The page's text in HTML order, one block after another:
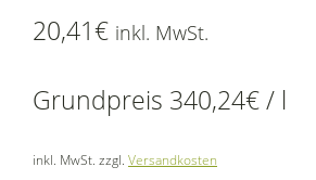
20,41€ inkl. MwSt.
Grundpreis 340,24€/ l
inkl. MwSt. zzgl. Versandkosten